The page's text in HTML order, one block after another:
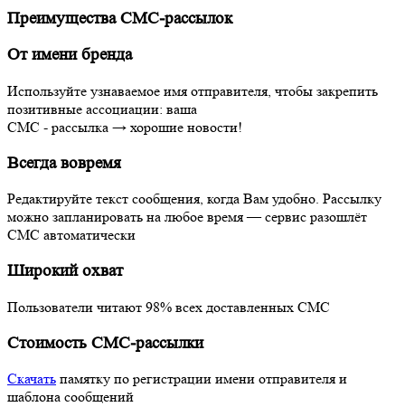
Преимущества СМС-рассылок
От имени бренда
Используйте узнаваемое имя отправителя, чтобы закрепить
позитивные ассоциации: ваша
СМС - рассылка → хорошие новости!
Всегда вовремя
Редактируйте текст сообщения, когда Вам удобно. Рассылку
можно запланировать на любое время — сервис разошлёт
СМС автоматически
Широкий охват
Пользователи читают 98% всех доставленных СМС
Стоимость СМС-рассылки
Скачать памятку по регистрации имени отправителя и
шаблона сообщений